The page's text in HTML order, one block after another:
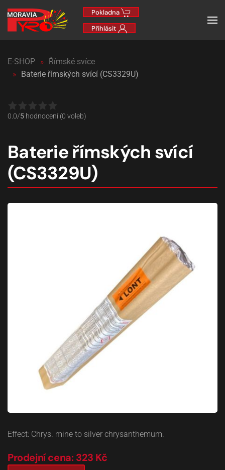
Pokladna
Přihlásit
E-SHOP
Římské svíce
Baterie římských svící (CS3329U)
0.0/5 hodnocení (0 voleb)
Baterie římských svící
(CS3329U)
Effect: Chrys. mine to silver chrysanthemum.
Prodejní cena: 323 Kč